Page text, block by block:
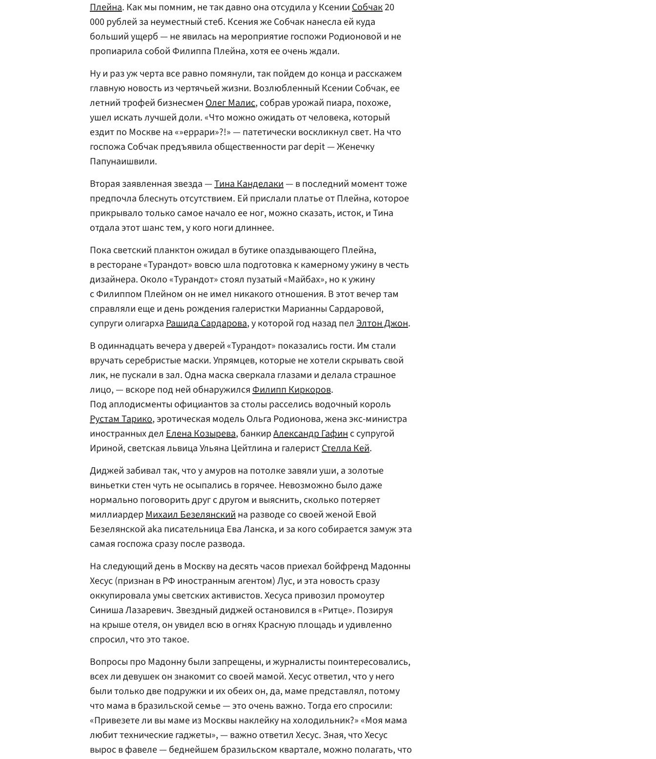
Плейна. Как мы помним, не так давно она отсудила у КсенииСобчак20
000 рублей за неуместный стеб. Ксения же Собчак нанесла ей куда
больший ущерб — не явилась на мероприятие госпожи Родионовой и не
пропиарила собой Филиппа Плейна, хотя ее очень ждали.
Ну и раз уж черта все равно помянули, так пойдем до конца и расскажем
главную новость из чертячьей жизни. Возлюбленный Ксении Собчак, ее
летний трофей бизнесменОлег Малис, собрав урожай пиара, похоже,
ушел искать лучшей доли. «Что можно ожидать от человека, который
ездит по Москве на «»еррари»?!» — патетически воскликнул свет. На что
госпожа Собчак предъявила общественности par depit — Женечку
Папунаишвили.
Вторая заявленная звезда —Тина Канделаки— в последний момент тоже
предпочла блеснуть отсутствием. Ей прислали платье от Плейна, которое
прикрывало только самое начало ее ног, можно сказать, исток, и Тина
отдала этот шанс тем, у кого ноги длиннее.
Пока светский планктон ожидал в бутике опаздывающего Плейна,
в ресторане «Турандот» вовсю шла подготовка к камерному ужину в честь
дизайнера. Около «Турандот» стоял пузатый «Майбах», но к ужину
с Филиппом Плейном он не имел никакого отношения. В этот вечер там
справляли еще и день рождения галеристки Марианны Сардаровой,
супруги олигархаРашида Сардарова, у которой год назад пел Элтон Джон.
В одиннадцать вечера у дверей «Турандот» показались гости. Им стали
вручать серебристые маски. Упрямцев, которые не хотели скрывать свой
лик, не пускали в зал. Одна маска сверкала глазами и делала страшное
лицо, — вскоре под ней обнаружилсяФилипп Киркоров.
Под аплодисменты официантов за столы расселись водочный король
Рустам Тарико, эротическая модель Ольга Родионова, жена экс-министра
иностранных дел Елена Козырева, банкирАлександр Гафинс супругой
Ириной, светская львица Ульяна Цейтлина и галеристСтелла Кей.
Диджей забивал так, что у амуров на потолке завяли уши, а золотые
виньетки стен чуть не осыпались в горячее. Невозможно было даже
нормально поговорить друг с другом и выяснить, сколько потеряет
миллиардерМихаил Безелянскийна разводе со своей женой Евой
Безелянской aka писательница Eва Ланска, и за кого собирается замуж эта
самая госпожа сразу после развода.
На следующий день в Москву на десять часов приехал бойфренд Мадонны
Хесус (признан в РФ иностранным агентом) Лус, и эта новость сразу
оккупировала умы светских активистов. Хесуса привозил промоутер
Синиша Лазаревич. Звездный диджей остановился в «Ритце». Позируя
на крыше отеля, он увидел всю в огнях Красную площадь и удивленно
спросил, что это такое.
Вопросы про Мадонну были запрещены, и журналисты поинтересовались,
всех ли девушек он знакомит со своей мамой. Хесус ответил, что у него
были только две подружки и их обеих он, да, маме представлял, потому
что мама в бразильской семье — это очень важно. Тогда его спросили:
«Привезете ли вы маме из Москвы наклейку на холодильник?» «Моя мама
любит технические гаджеты», — важно ответил Хесус. Зная, что Хесус
вырос в фавеле — беднейшем бразильском квартале, можно полагать, что